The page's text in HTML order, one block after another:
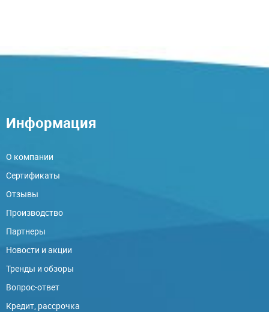
Информация
О компании
Сертификаты
Отзывы
Производство
Партнеры
Новости и акции
Тренды и обзоры
Вопрос-ответ
Кредит, рассрочка